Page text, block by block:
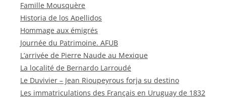
Famille Mousquère
Historia de los Apellidos
Hommage aux émigrés
Journée du Patrimoine. AFUB
L’arrivée de Pierre Naude au Mexique
La localité de Bernardo Larroudé
Le Duvivier – Jean Rioupeyrous forja su destino
Les immatriculations des Français en Uruguay de 1832